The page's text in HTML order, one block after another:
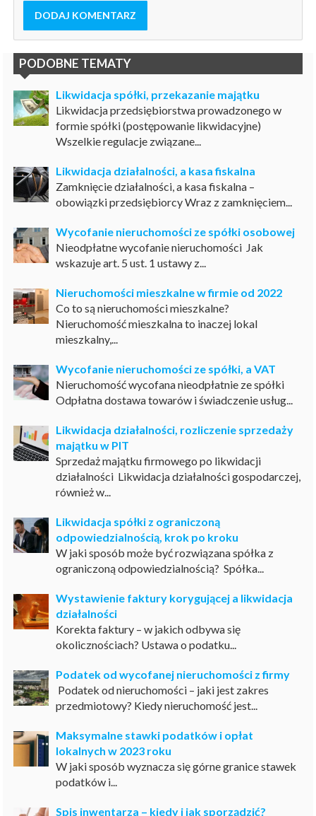
DODAJ KOMENTARZ
PODOBNE TEMATY
Likwidacja spółki, przekazanie majątku
Likwidacja przedsiębiorstwa prowadzonego w
formie spółki (postępowanie likwidacyjne)
Wszelkie regulacje związane...
Likwidacja działalności, a kasa fiskalna
Zamknięcie działalności, a kasa fiskalna –
obowiązki przedsiębiorcy Wraz z zamknięciem...
Wycofanie nieruchomości ze spółki osobowej
Nieodpłatne wycofanie nieruchomości Jak
wskazuje art. 5 ust. 1 ustawy z...
Nieruchomości mieszkalne w firmie od 2022
Co to są nieruchomości mieszkalne?
Nieruchomość mieszkalna to inaczej lokal
mieszkalny,...
Wycofanie nieruchomości ze spółki, a VAT
Nieruchomość wycofana nieodpłatnie ze spółki
Odpłatna dostawa towarów i świadczenie usług...
Likwidacja działalności, rozliczenie sprzedaży
majątku w PIT
Sprzedaż majątku firmowego po likwidacji
działalności Likwidacja działalności gospodarczej,
również w...
Likwidacja spółki z ograniczoną
odpowiedzialnością, krok po kroku
W jaki sposób może być rozwiązana spółka z
ograniczoną odpowiedzialnością? Spółka...
Wystawienie faktury korygującej a likwidacja
działalności
Korekta faktury – w jakich odbywa się
okolicznościach? Ustawa o podatku...
Podatek od wycofanej nieruchomości z firmy
Podatek od nieruchomości – jaki jest zakres
przedmiotowy? Kiedy nieruchomość jest...
Maksymalne stawki podatków i opłat
lokalnych w 2023 roku
W jaki sposób wyznacza się górne granice stawek
podatków i...
Spis inwentarza – kiedy i jak sporządzić?